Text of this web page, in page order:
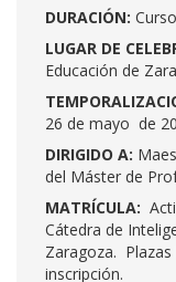
DURACIÓN:
LUGAR DE
Educación de
26 de mayo de
DIRIGIDO A:
del Máster de
MATRÍCULA:
Cátedra de
Zaragoza.
inscripción.